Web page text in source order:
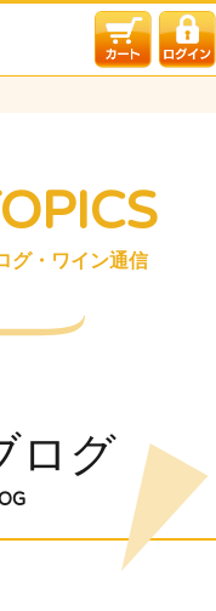
グ・ワイン通信
ログ